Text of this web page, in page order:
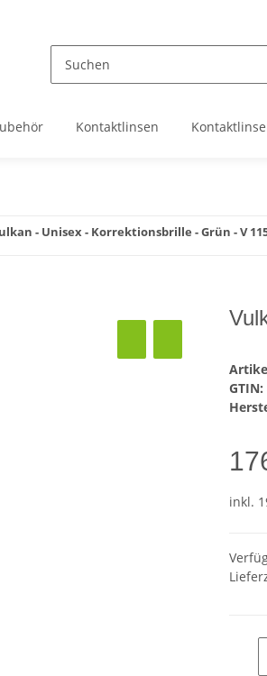
Kontaktlinsen
- Unisex - Korrektionsbrille - Grün - V
GTIN:
inkl.